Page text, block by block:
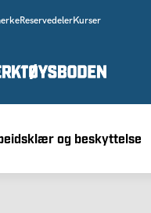
ReservedelerKurser
og beskyttelse